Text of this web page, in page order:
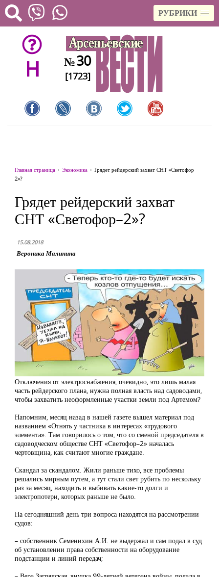
РУБРИКИ
H №30
[1723]
Главная страница Экономика
Грядет рейдерский захват СНТ «Светофор–
2»?
Грядет рейдерский захват
СНТ «Светофор–2»?
15.08.2018
Вероника Малинина
Отключения от электроснабжения, очевидно, это лишь малая
часть рейдерского плана, нужна полная власть над садоводами,
чтобы захватить неоформленные участки земли под Артемом?
Напомним, месяц назад в нашей газете вышел материал под
названием «Отнять у частника в интересах «трудового
элемента». Там говорилось о том, что со сменой председателя в
садоводческом обществе СНТ «Светофор–2» началась
чертовщина, как считают многие граждане.
Скандал за скандалом. Жили раньше тихо, все проблемы
решались мирным путем, а тут стали свет рубить по нескольку
раз за месяц, находить и выбивать какие-то долги и
электропотери, которых раньше не было.
На сегодняшний день три вопроса находятся на рассмотрении
судов:
– собственник Семенихин А.И. не выдержал и сам подал в суд
об установлении права собственности на оборудование
подстанции и линий передач;